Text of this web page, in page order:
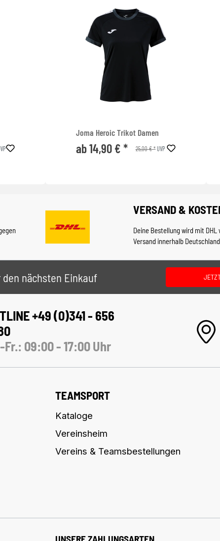
Joma Heroic Trikot Damen
ab 14,90 € * 25,00 € *UVP
VERSAND &
Deine Bestellung wird mit
Versand innerhalb
nächsten Einkauf
+49 (0)341 - 656
Fr.: 09:00 - 17:00 Uhr
TEAMSPORT
Kataloge
Vereinsheim
Vereins & Teamsbestellungen
UNSERE ZAHLUNGSARTEN